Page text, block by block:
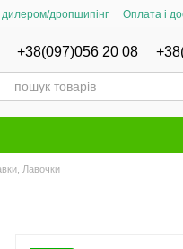
дропшипінг Оплата і
+38(097)056 20 08
Лавочки